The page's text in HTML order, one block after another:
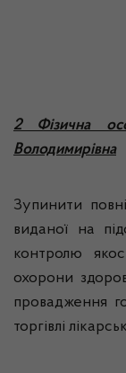
2 Фізична
Володимирівна
Зупинити
виданої на
контролю
охорони
провадження
торгівлі